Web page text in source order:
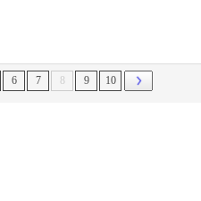
6 7 8 9 10